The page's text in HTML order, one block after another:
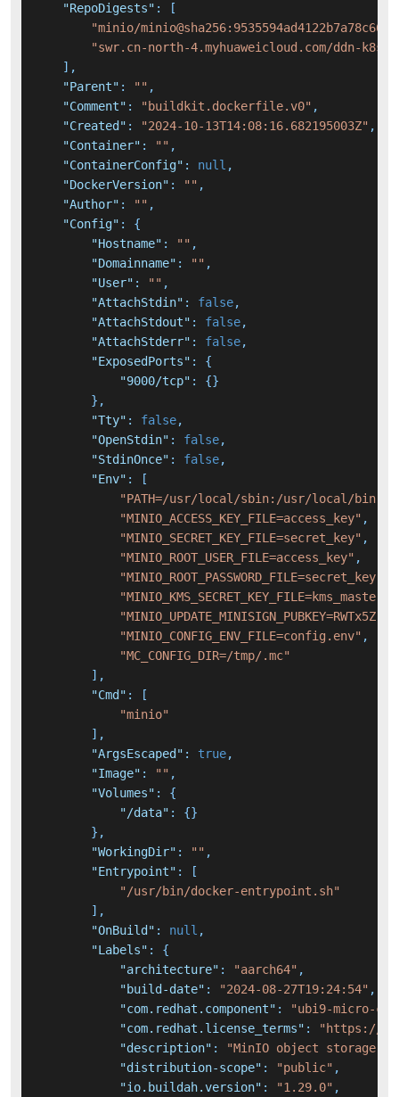
"RepoDigests" :
[
"minio/
"swr.cn-north-4.myhuaweicloud.com/ddn-k8s/
] ,
"Parent" : "" ,
"Comment" : "buildkit.dockerfile.v0" ,
"Created" : "2024-10-13T14:08:16.682195003Z" ,
"Container" : "" ,
"ContainerConfig" : null ,
"DockerVersion" : "" ,
"Author" : "" ,
"Config" :
{
"Hostname" : "" ,
"Domainname" : "" ,
"User" : "" ,
"AttachStdin" : false,
"AttachStdout" : false,
"AttachStderr" : false,
"ExposedPorts" :
{
"9000/tcp" : {}
} ,
"Tty" : false,
"OpenStdin" : false,
"StdinOnce" : false,
"Env" :
[
"PATH=/usr/local/sbin:/usr/local/
"MINIO_ACCESS_KEY_FILE=access_key" ,
"MINIO_SECRET_KEY_FILE=secret_key" ,
"MINIO_ROOT_USER_FILE=access_key" ,
"MINIO_ROOT_PASSWORD_FILE=secret_key"
"MINIO_CONFIG_ENV_FILE=config.env" ,
"MC_CONFIG_DIR=/tmp/.mc"
] ,
"Cmd" :
[
"minio"
] ,
"ArgsEscaped" : true,
"Image" : "" ,
"Volumes" :
{
"/data" : {}
} ,
"WorkingDir" : "" ,
"Entrypoint" :
[
"/usr/bin/docker-entrypoint.sh"
] ,
"OnBuild" : null ,
"Labels" :
{
"architecture" : "aarch64" ,
"build-date" : "2024-08-27T19:24:54" ,
"com.redhat.component" :
"ubi9-micro-
"com.redhat.license_terms" :
"https://
"description" :
"MinIO object storage
"distribution-scope" : "public" ,
"io.buildah.version" : "1.29.0" ,